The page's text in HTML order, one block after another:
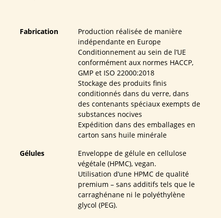
Fabrication
Production réalisée de manière
indépendante en Europe
Conditionnement au sein de l’UE
conformément aux normes HACCP,
GMP et ISO 22000:2018
Stockage des produits finis
conditionnés dans du verre, dans
des contenants spéciaux exempts de
substances nocives
Expédition dans des emballages en
carton sans huile minérale
Gélules
Enveloppe de gélule en cellulose
végétale (HPMC), vegan.
Utilisation d’une HPMC de qualité
premium – sans additifs tels que le
carraghénane ni le polyéthylène
glycol (PEG).